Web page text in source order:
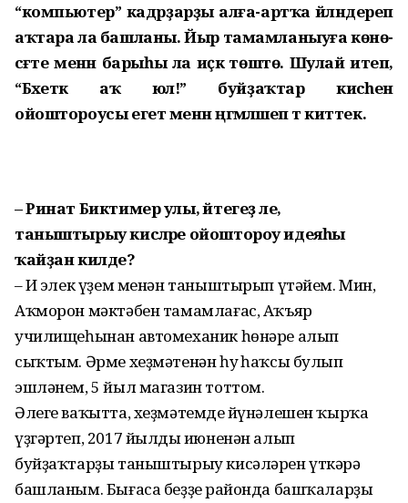
“компьютер” кадрҙарҙы алға-артҡа әйләндереп
аҡтара ла башланы. Йыр тамамланыуға көнө-
сәғәте менән барыһы ла иҫкә төштө. Шулай итеп,
“Бәхеткә аҡ юл!” буйҙаҡтар кисәһен
ойоштороусы егет менән әңгәмәләшеп тә киттек.
– Ринат Биктимер улы, әйтегеҙ әле,
таныштырыу кисәләре ойоштороу идеяһы
ҡайҙан килде?
– Иң элек үҙем менән таныштырып үтәйем. Мин,
Аҡморон мәктәбен тамамлағас, Аҡъяр
училищеһынан автомеханик һөнәре алып
сыҡтым. Әрме хеҙмәтенән һуң һаҡсы булып
эшләнем, 5 йыл магазин тоттом.
Әлеге ваҡытта, хеҙмәтемдең йүнәлешен ҡырҡа
үҙгәртеп, 2017 йылдың июненән алып
буйҙаҡтарҙы таныштырыу кисәләрен үткәрә
башланым. Бығаса беҙҙең районда башҡаларҙың